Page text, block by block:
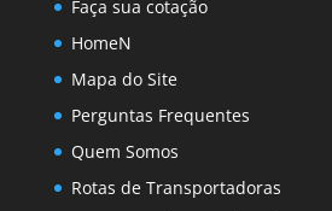
Faça sua cotação
HomeN
Mapa do Site
Perguntas Frequentes
Quem Somos
Rotas de Transportadoras